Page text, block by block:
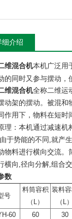
细介绍
维混合机本机广泛用
的同时又参与摆动，
维混合机全称二维运
动架的摆动。被混和
作用下，物料在短时
理：本机通过减速机
于势能的不同,就产
物料进行横向交流
横向,径向分解,组合
数
号
料筒容积
（L）
装料
（L）
60
60 30